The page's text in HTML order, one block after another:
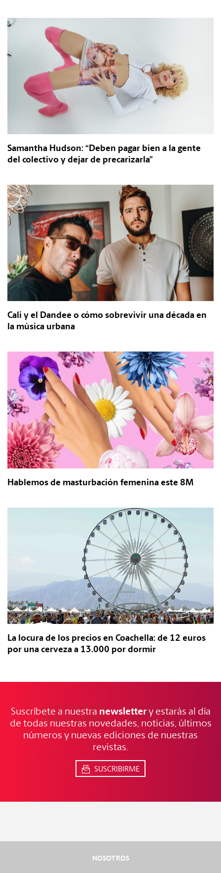
Samantha Hudson: “Deben pagar bien a la gente
del colectivo y dejar de precarizarla”
Cali y el Dandee o cómo sobrevivir una década en
la música urbana
Hablemos de masturbación femenina este 8M
La locura de los precios en Coachella: de 12 euros
por una cerveza a 13.000 por dormir
NOTICIAS FRESCAS
Suscríbete a nuestra newslettery estarás al día
de todas nuestras novedades, noticias, últimos
números y nuevas ediciones de nuestras
revistas.
SUSCRIBIRME
NOSOTROS